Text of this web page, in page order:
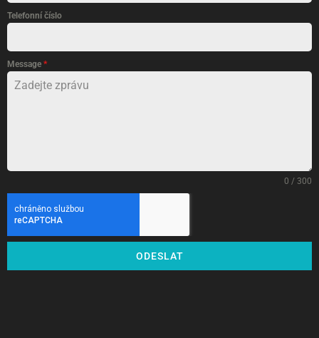
Telefonní číslo
Message *
0 / 300
ODESLAT